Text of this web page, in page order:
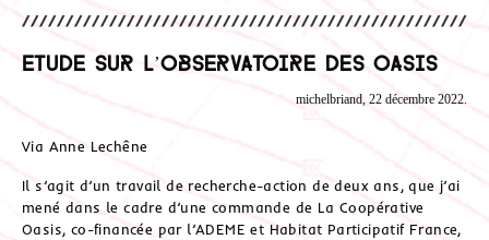
Etude sur L’observatoire des oasis
michelbriand, 22 décembre 2022.
Via Anne Lechêne
Il s’agit d’un travail de recherche-action de deux ans, que j’ai
mené dans le cadre d’une commande de La Coopérative
Oasis, co-financée par l’ADEME et Habitat Participatif France,